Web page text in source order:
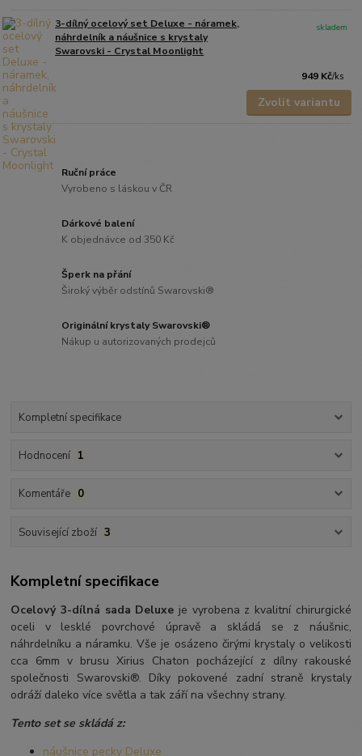
3-dílný ocelový set Deluxe - náramek,
náhrdelník a náušnice s krystaly
Swarovski - Crystal Moonlight
949 Kč/ks
skladem
Zvolit variantu
Ruční práce
Vyrobeno s láskou v ČR
Dárkové balení
K objednávce od 350 Kč
Šperk na přání
Široký výběr odstínů Swarovski®
Originální krystaly Swarovski®
Nákup u autorizovaných prodejců
Kompletní specifikace
Hodnocení 1
Komentáře 0
Související zboží 3
Kompletní specifikace
Ocelový 3-dílná sada Deluxe je vyrobena z kvalitní chirurgické
oceli v lesklé povrchové úpravě a skládá se z náušnic,
náhrdelníku a náramku. Vše je osázeno čirými krystaly o velikosti
cca 6mm v brusu Xirius Chaton pocházející z dílny rakouské
společnosti Swarovski®. Díky pokovené zadní straně krystaly
odráží daleko více světla a tak září na všechny strany.
Tento set se skládá z:
náušnice pecky Deluxe